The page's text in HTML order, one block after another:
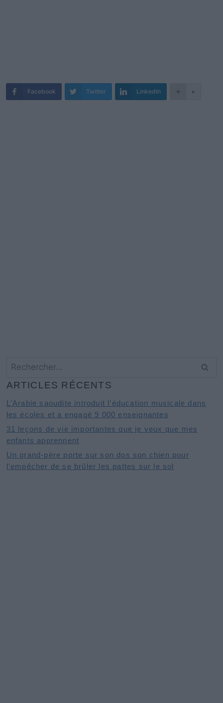
Facebook Twitter LinkedIn +
Rechercher :
ARTICLES RÉCENTS
L’Arabie saoudite introduit l’éducation musicale dans
les écoles et a engagé 9 000 enseignantes
31 leçons de vie importantes que je veux que mes
enfants apprennent
Un grand-père porte sur son dos son chien pour
l’empêcher de se brûler les pattes sur le sol